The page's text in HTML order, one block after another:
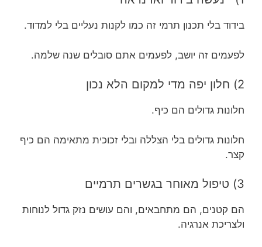
בידוד בלי תכנון תרמי זה כמו לקנות נעליים בלי למדוד.
לפעמים זה יושב, לפעמים אתם סובלים שנה שלמה.
2) חלון יפה מדי למקום הלא נכון
חלונות גדולים הם כיף.
חלונות גדולים בלי הצללה ובלי זכוכית מתאימה הם כיף
קצר.
3) טיפול מאוחר בגשרים תרמיים
הם קטנים, הם מתחבאים, והם עושים נזק גדול לנוחות
ולצריכת אנרגיה.